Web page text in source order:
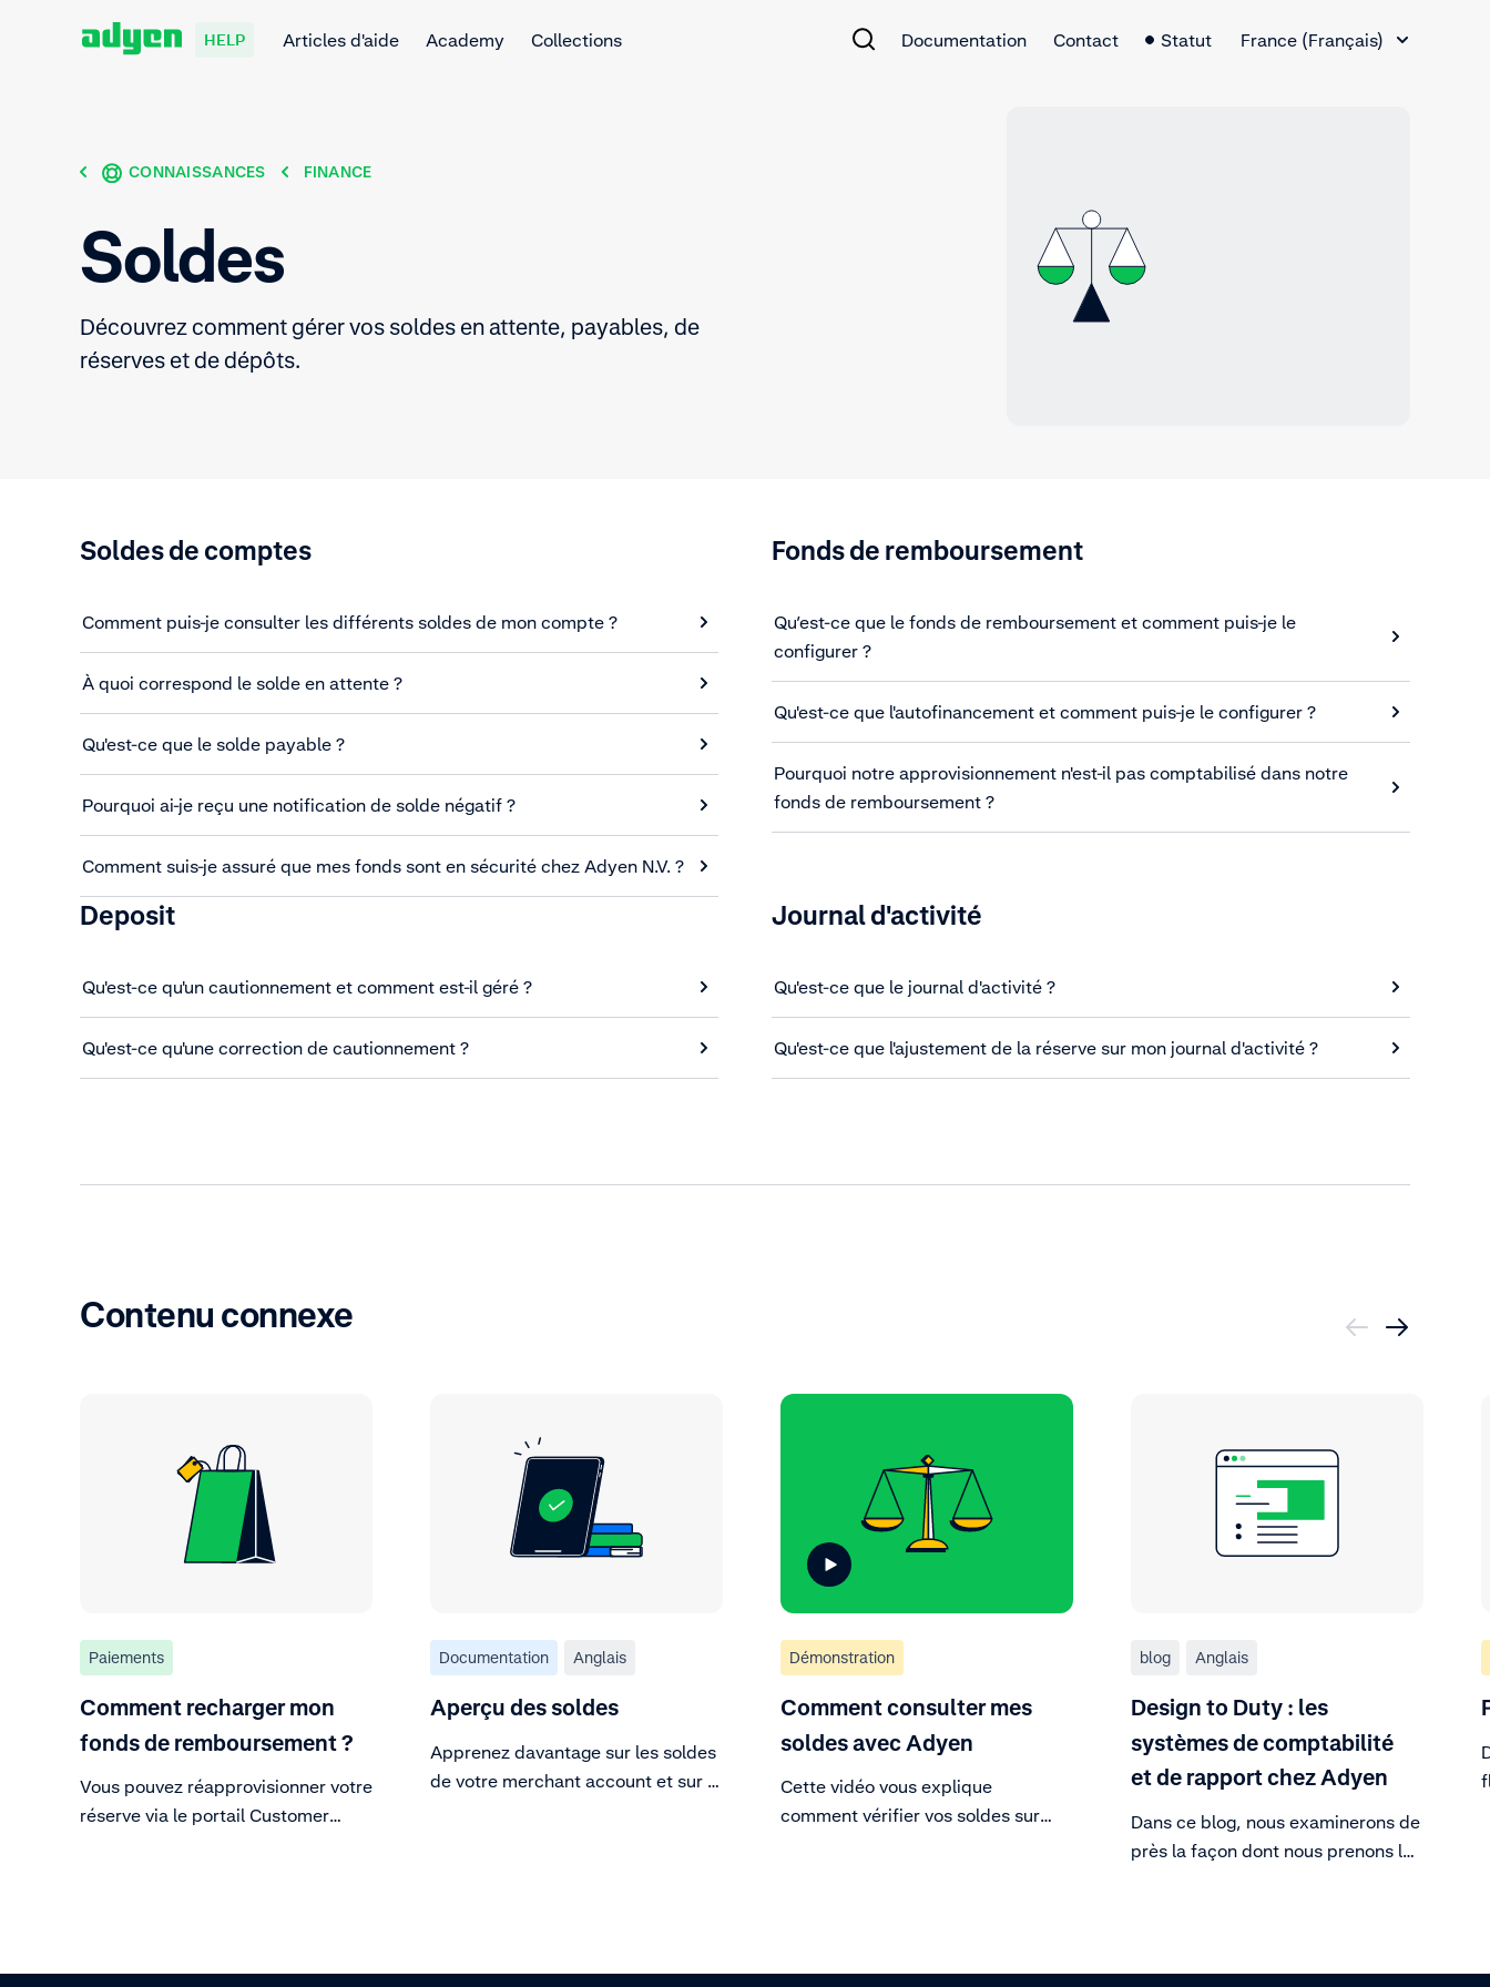
HELP Articles d'aide Academy Collections Documentation Contact Statut
France (Français)
CONNAISSANCES FINANCE
Soldes
Découvrez comment gérer vos soldes en attente, payables, de
réserves et de dépôts.
Soldes de comptes
Comment puis-je consulter les différents soldes de mon compte ?
À quoi correspond le solde en attente ?
Qu'est-ce que le solde payable ?
Pourquoi ai-je reçu une notification de solde négatif ?
Comment suis-je assuré que mes fonds sont en sécurité chez Adyen N.V. ?
Fonds de remboursement
Qu’est-ce que le fonds de remboursement et comment puis-je le
configurer ?
Qu'est-ce que l'autofinancement et comment puis-je le configurer ?
Pourquoi notre approvisionnement n'est-il pas comptabilisé dans notre
fonds de remboursement ?
Deposit
Qu'est-ce qu'un cautionnement et comment est-il géré ?
Qu'est-ce qu'une correction de cautionnement ?
Journal d'activité
Qu'est-ce que le journal d'activité ?
Qu'est-ce que l'ajustement de la réserve sur mon journal d'activité ?
Contenu connexe
Paiements
Comment recharger mon
fonds de remboursement ?
Vous pouvez réapprovisionner votre
réserve via le portail Customer
Documentation Anglais
Aperçu des soldes
Apprenez davantage sur les soldes
de votre merchant account et sur la
Démonstration
Comment consulter mes
soldes avec Adyen
Cette vidéo vous explique
comment vérifier vos soldes sur
blog Anglais
Design to Duty : les
systèmes de comptabilité
et de rapport chez Adyen
Dans ce blog, nous examinerons de
près la façon dont nous prenons les